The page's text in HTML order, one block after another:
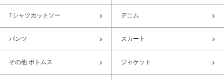
Tシャツカットソー デニム
パンツ スカート
その他 ボトムス ジャケット